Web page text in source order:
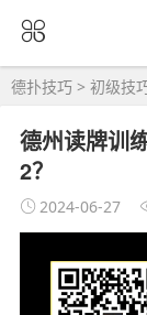
德扑技巧 > 初级技
德州读牌训
2？
2024-06-27